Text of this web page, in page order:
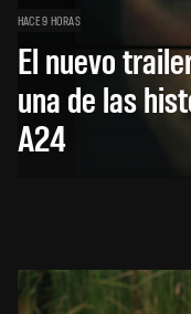
HACE 9 HORAS
El nuevo
una de las
A24